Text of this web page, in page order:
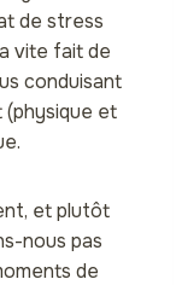
de stress
vite fait de
conduisant
(physique et
et plutôt
nous pas
de